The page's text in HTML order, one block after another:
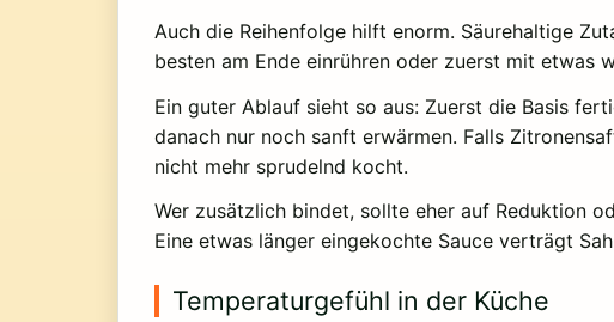
Auch die Reihenfolge hilft enorm. Säurehaltige
besten am Ende einrühren oder zuerst mit etwas
Ein guter Ablauf sieht so aus: Zuerst die Basis
danach nur noch sanft erwärmen. Falls
nicht mehr sprudelnd kocht.
Wer zusätzlich bindet, sollte eher auf Reduktion
Eine etwas länger eingekochte Sauce verträgt
Temperaturgefühl in der Küche